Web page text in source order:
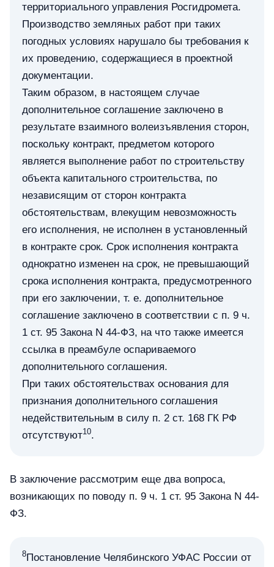
территориального управления Росгидромета.
Производство земляных работ при таких
погодных условиях нарушало бы требования к
их проведению, содержащиеся в проектной
документации.
Таким образом, в настоящем случае
дополнительное соглашение заключено в
результате взаимного волеизъявления сторон,
поскольку контракт, предметом которого
является выполнение работ по строительству
объекта капитального строительства, по
независящим от сторон контракта
обстоятельствам, влекущим невозможность
его исполнения, не исполнен в установленный
в контракте срок. Срок исполнения контракта
однократно изменен на срок, не превышающий
срока исполнения контракта, предусмотренного
при его заключении, т. е. дополнительное
соглашение заключено в соответствии с п. 9 ч.
1 ст. 95 Закона N 44-ФЗ, на что также имеется
ссылка в преамбуле оспариваемого
дополнительного соглашения.
При таких обстоятельствах основания для
признания дополнительного соглашения
недействительным в силу п. 2 ст. 168 ГК РФ
отсутствуют10.
В заключение рассмотрим еще два вопроса,
возникающих по поводу п. 9 ч. 1 ст. 95 Закона N 44-
ФЗ.
8Постановление Челябинского УФАС России от